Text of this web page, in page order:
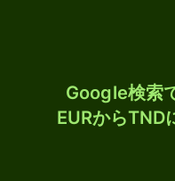
Google検索
EURからTND